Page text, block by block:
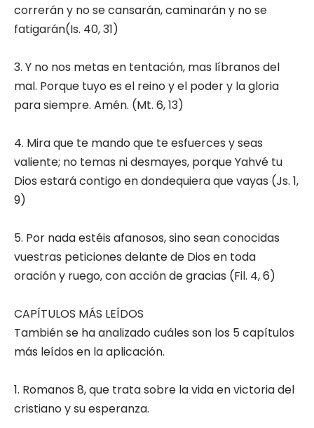
correrán y no se cansarán, caminarán y no se
fatigarán(Is. 40, 31)
3. Y no nos metas en tentación, mas líbranos del
mal. Porque tuyo es el reino y el poder y la gloria
para siempre. Amén. (Mt. 6, 13)
4. Mira que te mando que te esfuerces y seas
valiente; no temas ni desmayes, porque Yahvé tu
Dios estará contigo en dondequiera que vayas (Js. 1,
9)
5. Por nada estéis afanosos, sino sean conocidas
vuestras peticiones delante de Dios en toda
oración y ruego, con acción de gracias (Fil. 4, 6)
CAPÍTULOS MÁS LEÍDOS
También se ha analizado cuáles son los 5 capítulos
más leídos en la aplicación.
1. Romanos 8, que trata sobre la vida en victoria del
cristiano y su esperanza.